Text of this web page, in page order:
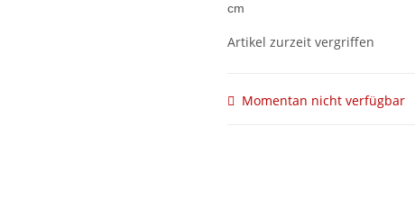
cm
Artikel zurzeit vergriffen
Momentan nicht verfügbar